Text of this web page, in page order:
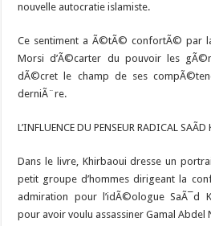
nouvelle autocratie islamiste.
Ce sentiment a Ã©tÃ© confortÃ© par
Morsi d’Ã©carter du pouvoir les
dÃ©cret le champ de ses
derniÃ¨re.
L’INFLUENCE DU PENSEUR RADICAL
Dans le livre, Khirbaoui dresse un
petit groupe d’hommes dirigeant la
admiration pour l’idÃ©ologue SaÃ¯d
pour avoir voulu assassiner Gamal Abdel